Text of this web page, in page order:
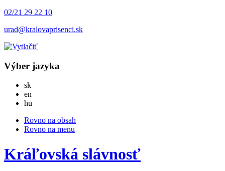
02/21 29 22 10
urad@kralovaprisenci.sk
Výber jazyka
skSlovensky
en
hu
Rovno na obsah
Rovno na menu
Kráľovská slávnosť